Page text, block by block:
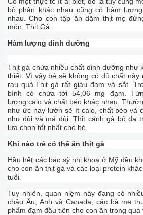
bộ phận khác nhau cũng có hàm
nhau. Cho con tập ăn dặm thịt mẹ
món: Thịt Gà
Hàm lượng dinh dưỡng
Thịt gà chứa nhiều chất dinh dưỡng như
thiết. Vì vậy bé sẽ không có đủ chất này
rau quả.Thịt gà rất giàu đạm và sắt.
bình có chứa tới 54,06 mg đạm.
lượng calo và chất béo khác nhau.
như ức hay lườn sẽ ít calo, chất béo và
như đùi và má đùi. Thịt cánh gà bỏ da
lựa chọn tốt nhất cho bé.
Khi nào trẻ có thể ăn thịt gà
Hầu hết các bác sỹ nhi khoa ở Mỹ đều
cho con ăn thịt gà và các loại protein
tuổi.
Tuy nhiên, quan niệm này đang có
châu Âu, Anh và Canada, các bà mẹ
phẩm đạm đầu tiên cho con ăn trong quá